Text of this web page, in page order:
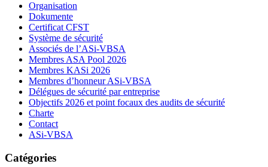
Organisation
Dokumente
Certificat CFST
Système de sécurité
Associés de l’ASi-VBSA
Membres ASA Pool 2026
Membres KASi 2026
Membres d’honneur ASi-VBSA
Délégues de sécurité par entreprise
Objectifs 2026 et point focaux des audits de sécurité
Charte
Contact
ASi-VBSA
Catégories